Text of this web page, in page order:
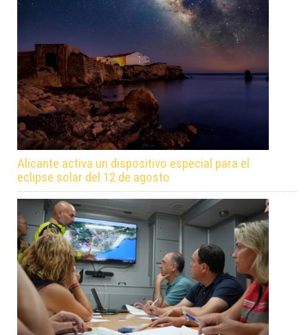
Alicante activa un dispositivo especial para el
eclipse solar del 12 de agosto